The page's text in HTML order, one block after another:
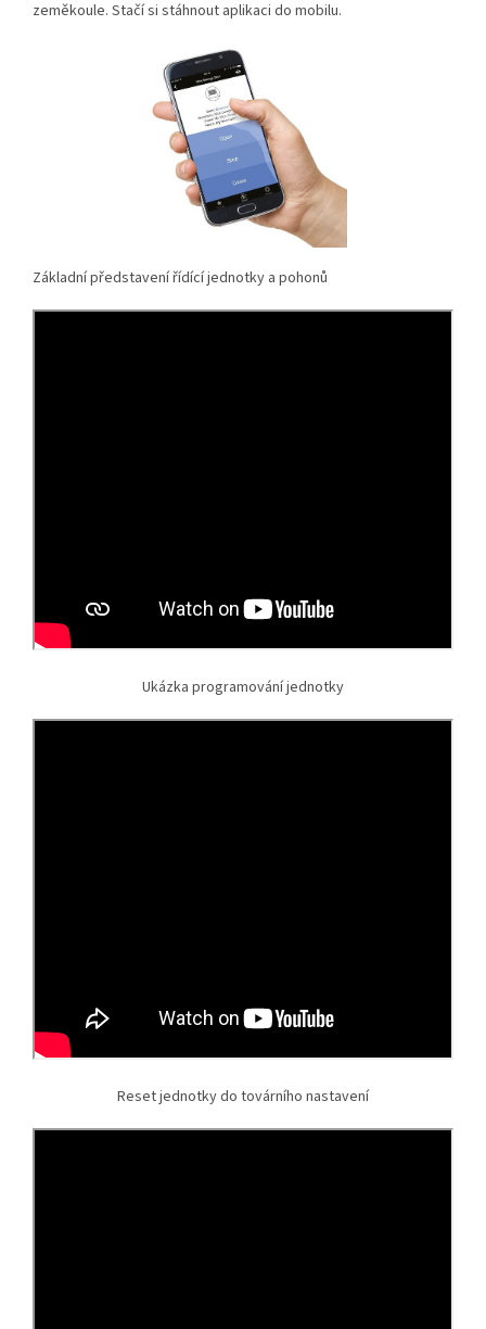
zeměkoule. Stačí si stáhnout aplikaci do mobilu.
Základní představení řídící jednotky a pohonů
Ukázka programování jednotky
Reset jednotky do továrního nastavení